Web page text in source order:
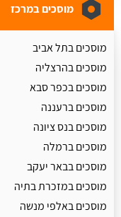
מוסכים במרכז
מוסכים בתל אביב
מוסכים בהרצליה
מוסכים בכפר סבא
מוסכים ברעננה
מוסכים בנס ציונה
מוסכים ברמלה
מוסכים בבאר יעקב
מוסכים במזכרת בתיה
מוסכים באלפי מנשה